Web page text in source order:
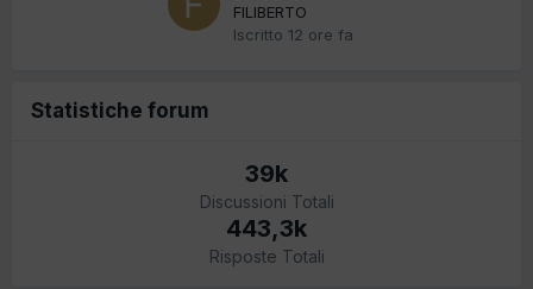
FILIBERTO
Iscritto 12 ore fa
Statistiche forum
39k
Discussioni Totali
443,3k
Risposte Totali